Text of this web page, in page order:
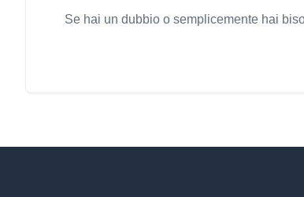
Se hai un dubbio o semplicemente hai